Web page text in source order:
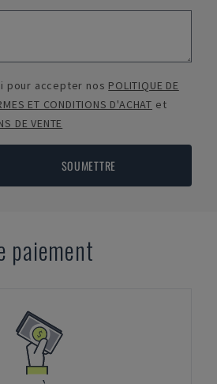
pour accepter nos POLITIQUE DE
ET CONDITIONS D'ACHAT et
DE VENTE
SOUMETTRE
paiement